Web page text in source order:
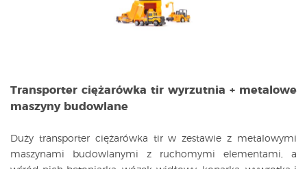
Transporter ciężarówka tir wyrzutnia + metalowe
maszyny budowlane
Duży transporter ciężarówka tir w zestawie z metalowymi
maszynami budowlanymi z ruchomymi elementami, a